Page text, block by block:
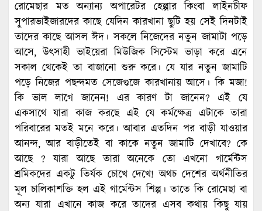
রোমেছার মত অন্যান্য অপারেটর হেল্পার কিংবা লাইনচীফ
সুপারভাইজারদের কাছে যেদিন কারখানা ছুটি হয় সেই দিনটাই
তাদের কাছে আসল ঈদ। সকলে নিজেদের নতুন জামাটা পড়ে
আসে, উৎসাহী ভাইয়েরা মিউজিক সিস্টেম ভাড়া করে এনে
সকাল থেকেই তা বাজানো শুরু করে। যে যার নতুন জামাটি
পড়ে নিজের পছন্দমত সেজেগুজে কারখানায় আসে। কি মজা!
কি ভাল লাগে জানেন! এর কারণ টা জানেন? এই যে
একসাথে যারা কাজ করছে এই যে কর্মক্ষেত্র এটাকে তারা
পরিবারের মতই মনে করে। আবার এতদিন পর বাড়ী যাওয়ার
আনন্দ, আর বাড়ীতেই বা কাকে নতুন জামাটি দেখাবে? কে
আছে ? যারা আছে তারা অনেকে তো এখনো গার্মেন্টস
শ্রমিকদের একটু তির্যক চোখে দেখে! অথচ দেশের অর্থনীতির
মূল চালিকাশক্তি হল এই গার্মেন্টস শিল্প। তাতে কি রোমেছা বা
অন্য যারা এখানে কাজ করে তাদের এসব কথায় কিছু যায়